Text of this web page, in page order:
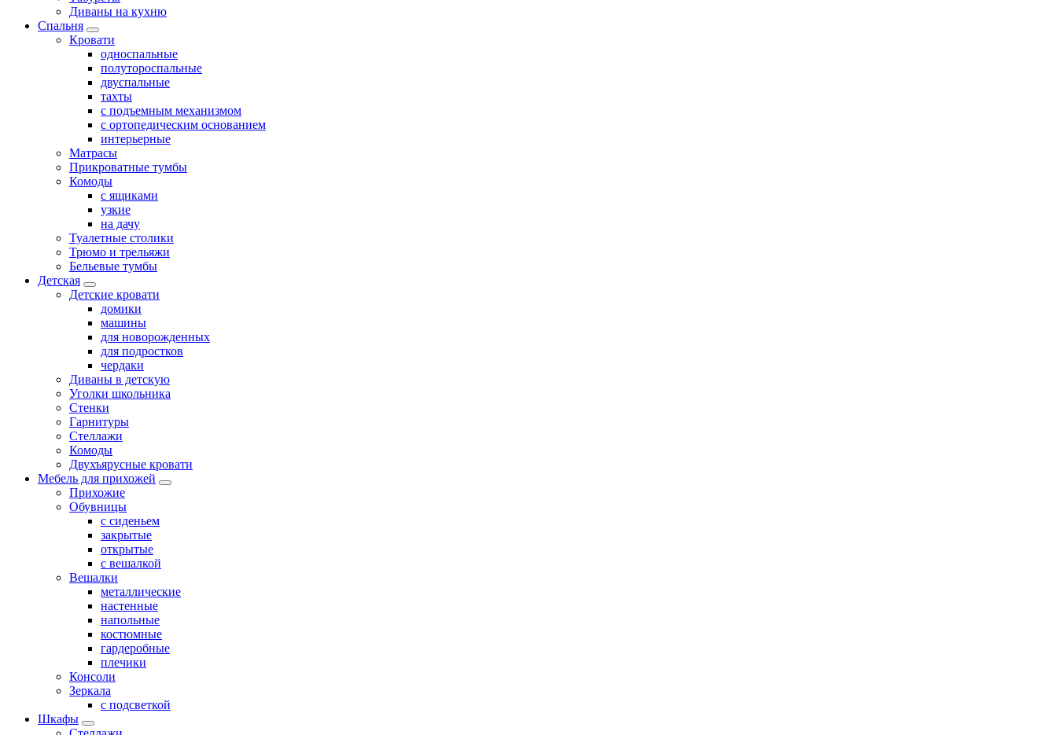
Диваны на кухню
Спальня
Кровати
односпальные
полутороспальные
двуспальные
тахты
с подъемным механизмом
с ортопедическим основанием
интерьерные
Матрасы
Прикроватные тумбы
Комоды
с ящиками
узкие
на дачу
Туалетные столики
Трюмо и трельяжи
Бельевые тумбы
Детская
Детские кровати
домики
машины
для новорожденных
для подростков
чердаки
Диваны в детскую
Уголки школьника
Стенки
Гарнитуры
Стеллажи
Комоды
Двухъярусные кровати
Мебель для прихожей
Прихожие
Обувницы
с сиденьем
закрытые
открытые
с вешалкой
Вешалки
металлические
настенные
напольные
костюмные
гардеробные
плечики
Консоли
Зеркала
с подсветкой
Шкафы